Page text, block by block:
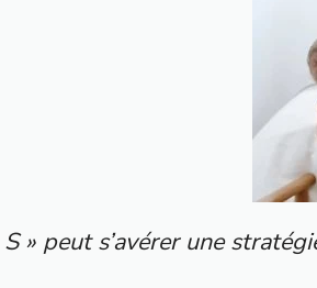
» peut s’avérer une